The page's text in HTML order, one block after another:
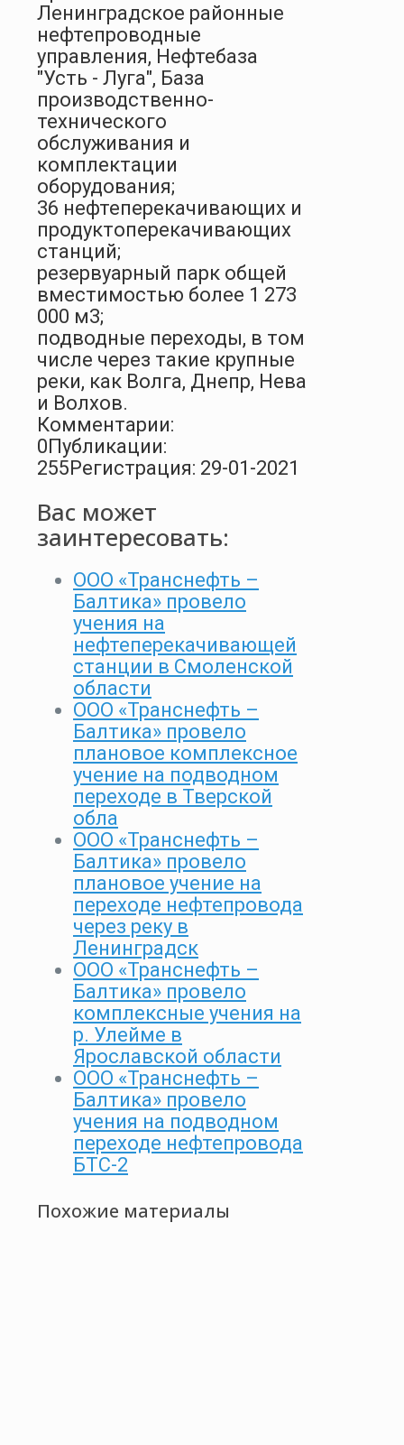
Ленинградское районные
нефтепроводные
управления, Нефтебаза
"Усть - Луга", База
производственно-
технического
обслуживания и
комплектации
оборудования;
36 нефтеперекачивающих и
продуктоперекачивающих
станций;
резервуарный парк общей
вместимостью более 1 273
000 м3;
подводные переходы, в том
числе через такие крупные
реки, как Волга, Днепр, Нева
и Волхов.
Комментарии:
0 Публикации:
255 Регистрация: 29-01-2021
Вас может
заинтересовать:
ООО «Транснефть –
Балтика» провело
учения на
нефтеперекачивающей
станции в Смоленской
области
ООО «Транснефть –
Балтика» провело
плановое комплексное
учение на подводном
переходе в Тверской
обла
ООО «Транснефть –
Балтика» провело
плановое учение на
переходе нефтепровода
через реку в
Ленинградск
ООО «Транснефть –
Балтика» провело
комплексные учения на
р. Улейме в
Ярославской области
ООО «Транснефть –
Балтика» провело
учения на подводном
переходе нефтепровода
БТС-2
Похожие материалы